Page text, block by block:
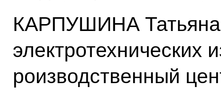
КАРПУШИНА
роизводственный